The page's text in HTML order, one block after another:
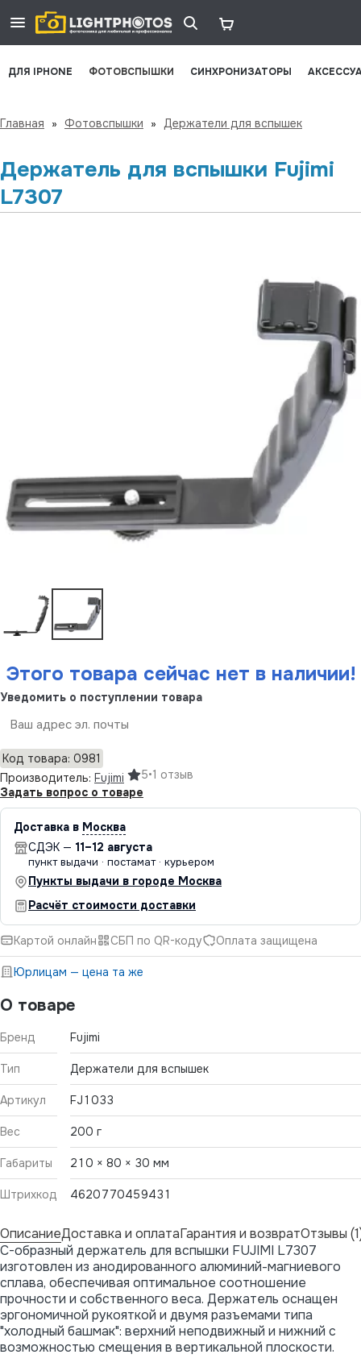
ДЛЯ IPHONE ФОТОВСПЫШКИ СИНХРОНИЗАТОРЫ
Главная » Фотовспышки » Держатели для вспышек
Держатель для вспышки Fujimi
L7307
О товаре
Бренд Fujimi
Тип Держатели для вспышек
Артикул FJ1033
Вес 200 г
Габариты 210 × 80 × 30 мм
Штрихкод 4620770459431
Этого товара сейчас нет в наличии!
Уведомить о поступлении товара
Код товара: 0981
Производитель: Fujimi 5•1 отзыв
Задать вопрос о товаре
Доставка в Москва
СДЭК — 11–12 августа
пункт выдачи · постамат · курьером
Пункты выдачи в городе Москва
Расчёт стоимости доставки
Картой онлайн СБП по QR-коду Оплата защищена
Юрлицам — цена та же
ОписаниеДоставка и оплатаГарантия и возвратОтзывы
С-образный держатель для вспышки FUJIMI L7307
изготовлен из анодированного алюминий-магниевого
сплава, обеспечивая оптимальное соотношение
прочности и собственного веса. Держатель оснащен
эргономичной рукояткой и двумя разъемами типа
"холодный башмак": верхний неподвижный и нижний с
возможностью смещения в вертикальной плоскости.